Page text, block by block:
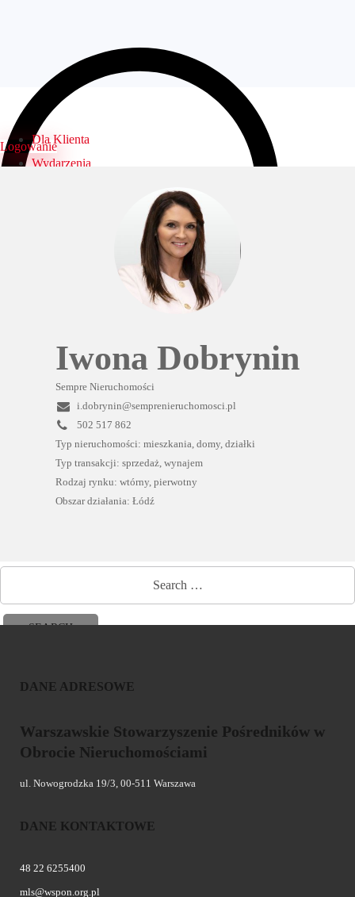
Logowanie
Dla Klienta
Wydarzenia
Iwona Dobrynin
Sempre Nieruchomości
i.dobrynin@semprenieruchomosci.pl
502 517 862‬
Typ nieruchomości: mieszkania, domy, działki
Typ transakcji: sprzedaż, wynajem
Rodzaj rynku: wtórny, pierwotny
Obszar działania: Łódź
DANE ADRESOWE
Warszawskie Stowarzyszenie Pośredników w
Obrocie Nieruchomościami
ul. Nowogrodzka 19/3, 00-511 Warszawa
DANE KONTAKTOWE
48 22 6255400
mls@wspon.org.pl